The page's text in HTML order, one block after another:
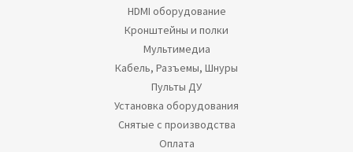
HDMI оборудование
Кронштейны и полки
Мультимедиа
Кабель, Разъемы, Шнуры
Пульты ДУ
Установка оборудования
Снятые с производства
Оплата